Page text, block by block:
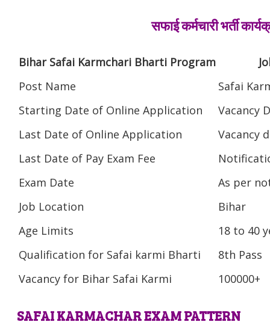
सफाई कर्मचारी भर्ती
Bihar Safai Karmchari Bharti Program
Post Name
Safai
Starting Date of Online Application
Vacancy
Last Date of Online Application
Vacancy
Last Date of Pay Exam Fee
Exam Date
As per
Job Location
Bihar
Age Limits
18 to 40
Qualification for Safai karmi Bharti
8th Pass
Vacancy for Bihar Safai Karmi
100000+
SAFAI KARMACHAR EXAM PATTERN